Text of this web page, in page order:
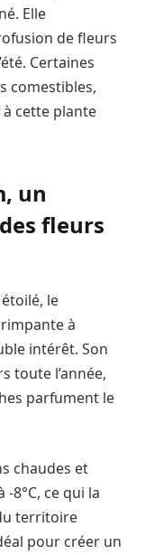
Elle
de fleurs
Certaines
comestibles,
cette plante
un
fleurs
le
à
intérêt. Son
toute l’année,
parfument le
chaudes et
8°C, ce qui la
territoire
pour créer un